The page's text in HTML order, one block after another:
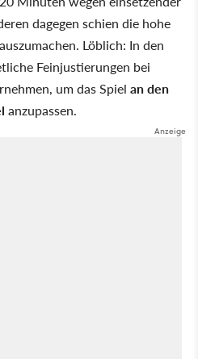
dagegen schien die hohe
Löblich: In den
Feinjustierungen bei
um das Spiel an den
anzupassen.